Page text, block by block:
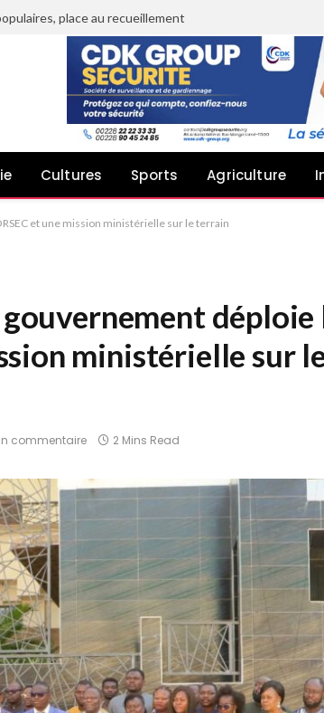
place au recueillement
Cultures Sports Agriculture
et une mission ministérielle sur le terrain
déploie
ministérielle sur
commentaire 2 Mins Read